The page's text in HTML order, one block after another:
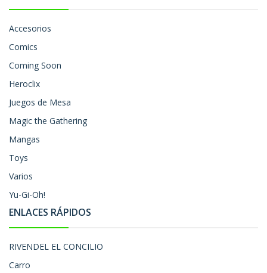
Accesorios
Comics
Coming Soon
Heroclix
Juegos de Mesa
Magic the Gathering
Mangas
Toys
Varios
Yu-Gi-Oh!
ENLACES RÁPIDOS
RIVENDEL EL CONCILIO
Carro